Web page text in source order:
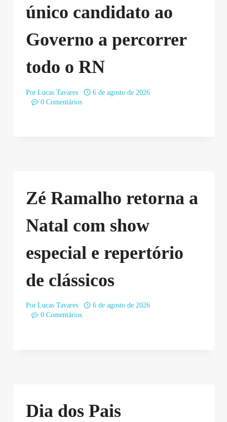
único candidato ao
Governo a percorrer
todo o RN
Por Lucas Tavares
6 de agosto de 2026
0 Comentários
Zé Ramalho retorna a
Natal com show
especial e repertório
de clássicos
Por Lucas Tavares
6 de agosto de 2026
0 Comentários
Dia dos Pais